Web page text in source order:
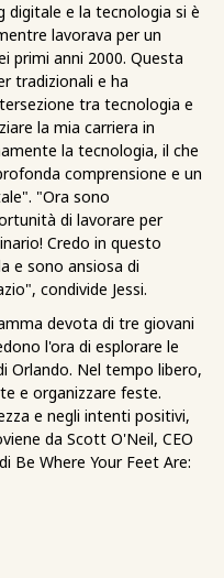
digitale e la tecnologia si è
lavorava per un
primi anni 2000. Questa
tradizionali e ha
tra tecnologia e
la mia carriera in
la tecnologia, il che
comprensione e un
"Ora sono
di lavorare per
Credo in questo
e sono ansiosa di
condivide Jessi.
devota di tre giovani
l'ora di esplorare le
Orlando. Nel tempo libero,
e organizzare feste.
e negli intenti positivi,
da Scott O'Neil, CEO
Be Where Your Feet Are: